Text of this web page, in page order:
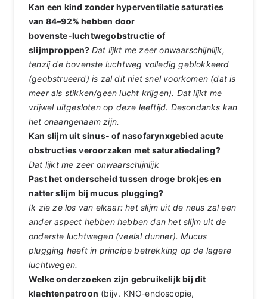
Kan een kind zonder hyperventilatie saturaties
van 84–92% hebben door
bovenste‑luchtwegobstructie of
slijmproppen? Dat lijkt me zeer onwaarschijnlijk,
tenzij de bovenste luchtweg volledig geblokkeerd
(geobstrueerd) is zal dit niet snel voorkomen (dat is
meer als stikken/geen lucht krijgen). Dat lijkt me
vrijwel uitgesloten op deze leeftijd. Desondanks kan
het onaangenaam zijn.
Kan slijm uit sinus‑ of nasofarynxgebied acute
obstructies veroorzaken met saturatiedaling?
Dat lijkt me zeer onwaarschijnlijk
Past het onderscheid tussen droge brokjes en
natter slijm bij mucus plugging?
Ik zie ze los van elkaar: het slijm uit de neus zal een
ander aspect hebben hebben dan het slijm uit de
onderste luchtwegen (veelal dunner). Mucus
plugging heeft in principe betrekking op de lagere
luchtwegen.
Welke onderzoeken zijn gebruikelijk bij dit
klachtenpatroon (bijv. KNO‑endoscopie,